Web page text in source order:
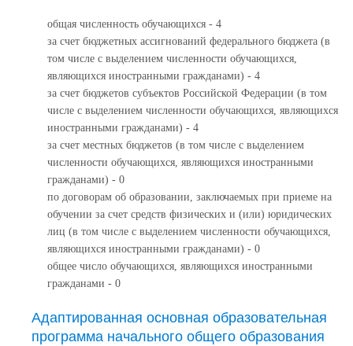
общая численность обучающихся - 4
за счет бюджетных ассигнований федерального бюджета (в
том числе с выделением численности обучающихся,
являющихся иностранными гражданами) - 4
за счет бюджетов субъектов Российской Федерации (в том
числе с выделением численности обучающихся, являющихся
иностранными гражданами) - 4
за счет местных бюджетов (в том числе с выделением
численности обучающихся, являющихся иностранными
гражданами) - 0
по договорам об образовании, заключаемых при приеме на
обучении за счет средств физических и (или) юридических
лиц (в том числе с выделением численности обучающихся,
являющихся иностранными гражданами) - 0
общее число обучающихся, являющихся иностранными
гражданами - 0
Адаптированная основная образовательная
программа начального общего образования